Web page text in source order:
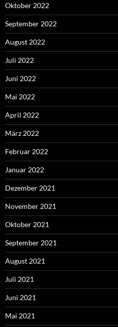
Oktober 2022
September 2022
August 2022
Juli 2022
Juni 2022
Mai 2022
April 2022
März 2022
Februar 2022
Januar 2022
Dezember 2021
November 2021
Oktober 2021
September 2021
August 2021
Juli 2021
Juni 2021
Mai 2021